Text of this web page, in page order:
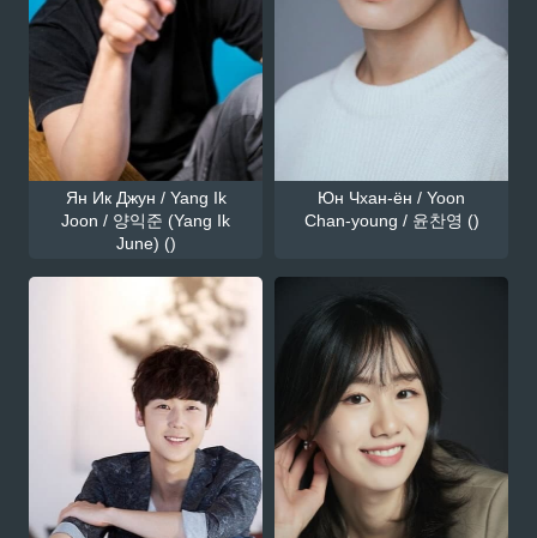
Ян Ик Джун / Yang Ik
Joon / 양익준 (Yang Ik
June) ()
Юн Чхан-ён / Yoon
Chan-young / 윤찬영 ()